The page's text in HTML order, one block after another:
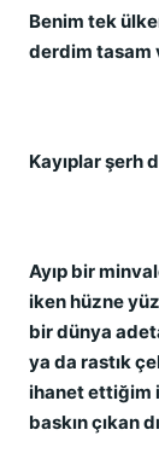
Benim tek
derdim tasam
Kayıplar şerh
Ayıp bir
iken hüzne
bir dünya
ya da rastık
ihanet ettiğim
baskın çıkan